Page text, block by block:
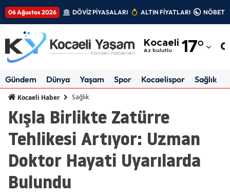
06 Ağustos 2026 DÖVİZ PİYASALARI ALTIN FİYATLARI
Kocaeli
Az bulutlu 17°
Adıyaman
Amasya
Ankara
Antalya
Gündem Dünya Yaşam Spor Kocaelispor Sağlık
Kocaeli Haber Sağlık
Kışla Birlikte Zatürre
Tehlikesi Artıyor: Uzman
Doktor Hayati Uyarılarda
Bulundu